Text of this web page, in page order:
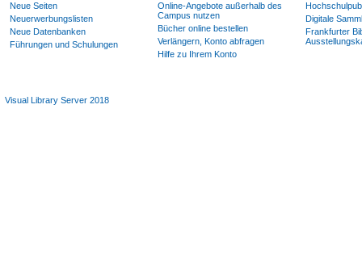
Neue Seiten
Neuerwerbungslisten
Neue Datenbanken
Führungen und Schulungen
Online-Angebote außerhalb des
Campus nutzen
Bücher online bestellen
Verlängern, Konto abfragen
Hilfe zu Ihrem Konto
Digitale
Frankfurter
Visual Library Server 2018